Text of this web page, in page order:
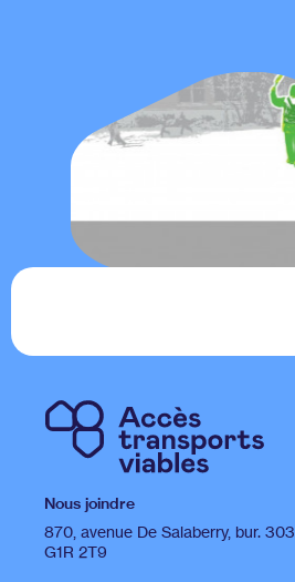
Nous joindre
870, avenue De Salaberry, bur.
G1R 2T9